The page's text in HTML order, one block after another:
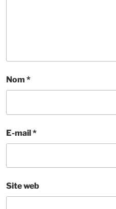
Nom *
E-mail*
Site web